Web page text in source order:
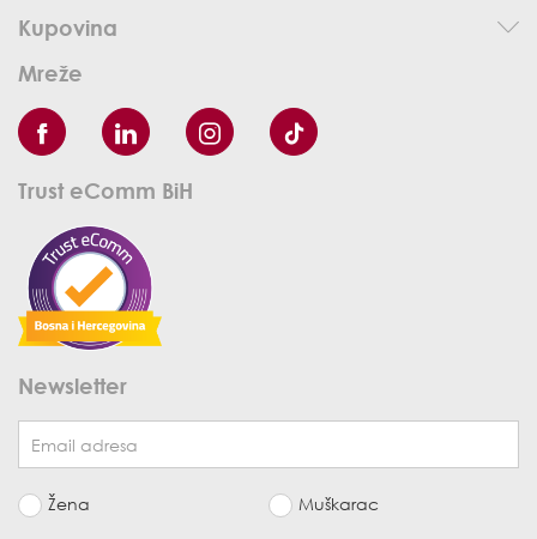
Kupovina
Mreže
Trust eComm BiH
Newsletter
Žena Muškarac